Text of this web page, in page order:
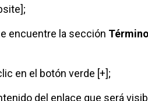
encuentre la sección
en el botón verde [+];
del enlace que será